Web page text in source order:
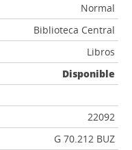
Normal
Biblioteca Central
Libros
Disponible
22092
G 70.212 BUZ